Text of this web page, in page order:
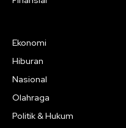
Ekonomi
Hiburan
Nasional
Olahraga
Politik & Hukum